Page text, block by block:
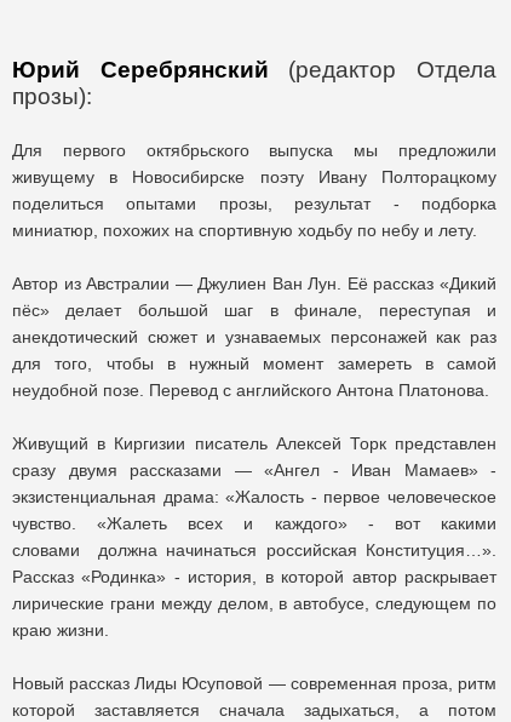
Юрий Серебрянский (редактор Отдела
прозы):
Для первого октябрьского выпуска мы предложили
живущему в Новосибирске поэту Ивану Полторацкому
поделиться опытами прозы, результат - подборка
миниатюр, похожих на спортивную ходьбу по небу и лету.
Автор из Австралии — Джулиен Ван Лун. Её рассказ «Дикий
пёс» делает большой шаг в финале, переступая и
анекдотический сюжет и узнаваемых персонажей как раз
для того, чтобы в нужный момент замереть в самой
неудобной позе. Перевод c английского Антона Платонова.
Живущий в Киргизии писатель Алексей Торк представлен
сразу двумя рассказами — «Ангел - Иван Мамаев» -
экзистенциальная драма: «Жалость - первое человеческое
чувство. «Жалеть всех и каждого» - вот какими
словами должна начинаться российская Конституция…».
Рассказ «Родинка» - история, в которой автор раскрывает
лирические грани между делом, в автобусе, следующем по
краю жизни.
Новый рассказ Лиды Юсуповой — современная проза, ритм
которой заставляется сначала задыхаться, а потом